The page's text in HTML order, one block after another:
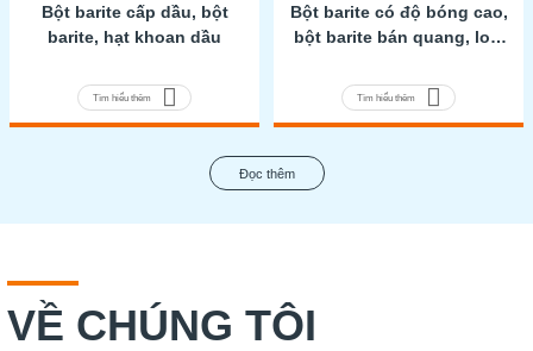
Bột barite cấp dầu, bột
barite, hạt khoan dầu
Tìm hiểu thêm
Bột barite có độ bóng cao,
bột barite bán quang, loại
Tìm hiểu thêm
Đọc thêm
VỀ CHÚNG TÔI